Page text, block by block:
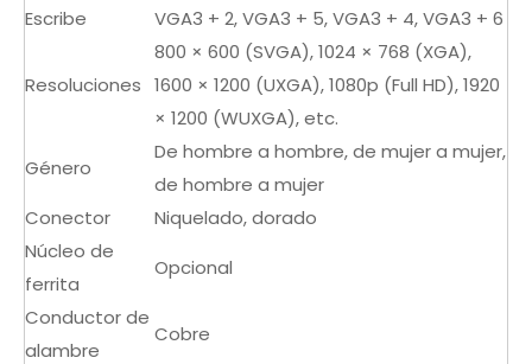
Escribe
VGA3 + 2, VGA3 + 5, VGA3 + 4, VGA3 + 6
Resoluciones
800 × 600 (SVGA), 1024 × 768 (XGA),
1600 × 1200 (UXGA), 1080p (Full HD), 1920
× 1200 (WUXGA), etc.
Género
De hombre a hombre, de mujer a mujer,
de hombre a mujer
Conector
Niquelado, dorado
Núcleo de
ferrita
Opcional
Conductor de
alambre
Cobre